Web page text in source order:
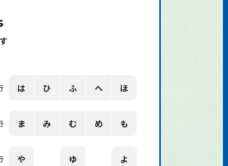
は ひ ふ へ ほ
ま み む め も
や ゆ よ